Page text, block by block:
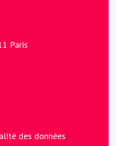
Paris
sur Youtube
des données